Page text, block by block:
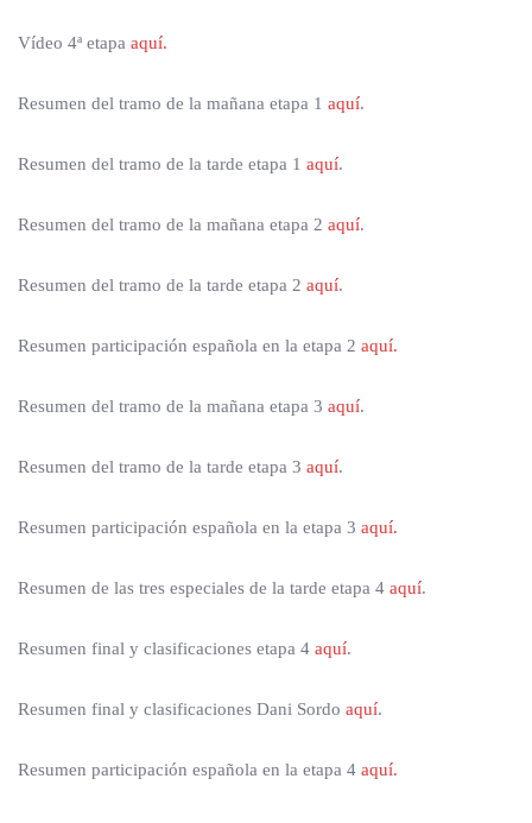
Vídeo 4ª etapa aquí.
Resumen del tramo de la mañana etapa 1 aquí.
Resumen del tramo de la tarde etapa 1 aquí.
Resumen del tramo de la mañana etapa 2 aquí.
Resumen del tramo de la tarde etapa 2 aquí.
Resumen participación española en la etapa 2 aquí.
Resumen del tramo de la mañana etapa 3 aquí.
Resumen del tramo de la tarde etapa 3 aquí.
Resumen participación española en la etapa 3 aquí.
Resumen de las tres especiales de la tarde etapa 4 aquí.
Resumen final y clasificaciones etapa 4 aquí.
Resumen final y clasificaciones Dani Sordo aquí.
Resumen participación española en la etapa 4 aquí.